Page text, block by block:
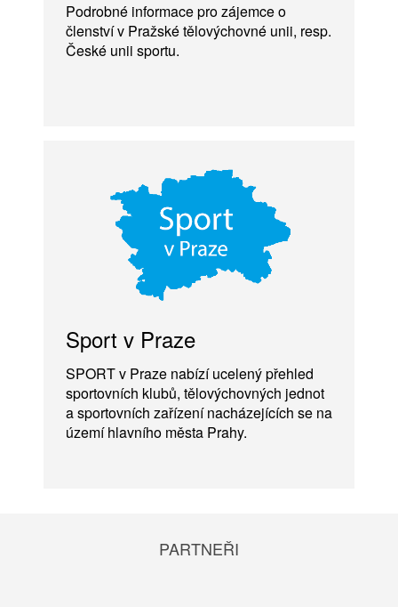
Podrobné informace pro zájemce o
členství v Pražské tělovýchovné unii, resp.
České unii sportu.
Sport v Praze
SPORT v Praze nabízí ucelený přehled
sportovních klubů, tělovýchovných jednot
a sportovních zařízení nacházejících se na
území hlavního města Prahy.
PARTNEŘI